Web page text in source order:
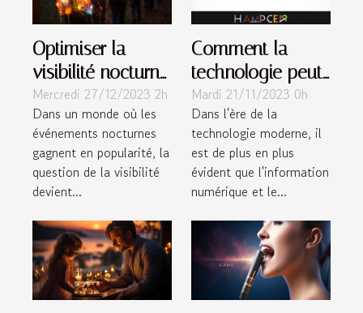
Optimiser la
visibilité nocturne
des ballons sac à
dos pour des
événements
Mercredi 27/12/2023 2h
Dans un monde où les
événements nocturnes
gagnent en popularité, la
question de la visibilité
devient...
Comment la
technologie peut
aider à
l'autonomisation
des femmes
Mardi 21/11/2023 0h
Dans l'ère de la
technologie moderne, il
est de plus en plus
évident que l'information
numérique et le...